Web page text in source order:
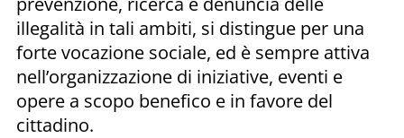
illegalità in tali ambiti, si distingue per una
forte vocazione sociale, ed è sempre attiva
nell’organizzazione di iniziative, eventi e
opere a scopo benefico e in favore del
cittadino.